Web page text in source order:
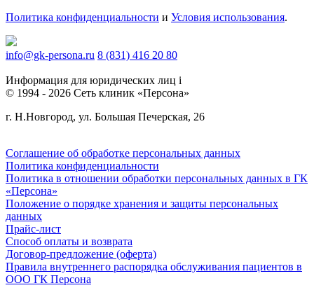
Политика конфиденциальности и Условия использования.
info@gk-persona.ru 8 (831) 416 20 80
Информация для юридических лиц i
© 1994 - 2026 Сеть клиник «Персона»
г. Н.Новгород, ул. Большая Печерская, 26
Соглашение об обработке персональных данных
Политика конфиденциальности
Политика в отношении обработки персональных данных в ГК
«Персона»
Положение о порядке хранения и защиты персональных
данных
Прайс-лист
Способ оплаты и возврата
Договор-предложение (оферта)
Правила внутреннего распорядка обслуживания пациентов в
ООО ГК Персона